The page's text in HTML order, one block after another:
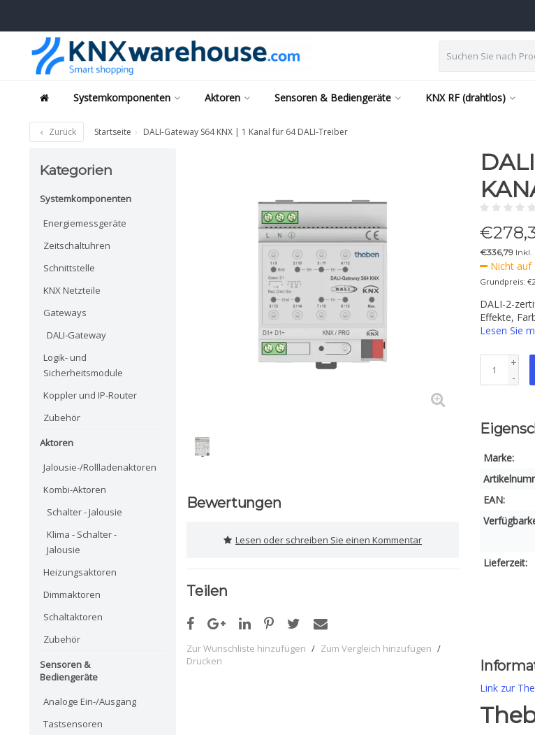
Systemkomponenten Aktoren Sensoren & Bediengeräte KNX RF (drahtlos)
Zurück Startseite DALI-Gateway S64 KNX | 1 Kanal für 64 DALI-Treiber
Kategorien
Systemkomponenten
Energiemessgeräte
Zeitschaltuhren
Schnittstelle
KNX Netzteile
Gateways
DALI-Gateway
Logik- und
Sicherheitsmodule
Koppler und IP-Router
Zubehör
Aktoren
Jalousie-/Rollladenaktoren
Kombi-Aktoren
Schalter - Jalousie
Klima - Schalter -
Jalousie
Heizungsaktoren
Dimmaktoren
Schaltaktoren
Zubehör
Sensoren &
Bediengeräte
Analoge Ein-/Ausgang
Tastsensoren
Bewertungen
Lesen oder schreiben Sie einen Kommentar
Teilen
Zur Wunschliste hinzufügen / Zum Vergleich hinzufügen /
Drucken
€
€336,79 Inkl.
Nicht auf
Grundpreis:
DALI-2-
Effekte,
Lesen Sie
+
-
Marke:
EAN:
Lieferzeit:
Link zur